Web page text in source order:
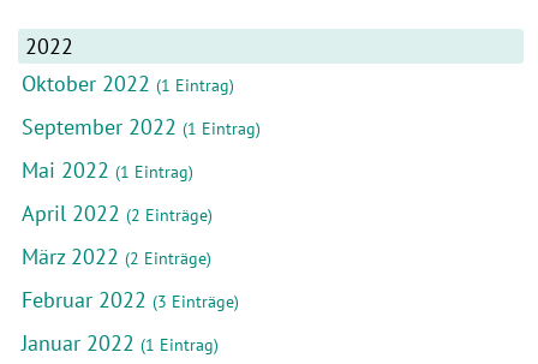
2022
Oktober 2022 (1 Eintrag)
September 2022 (1 Eintrag)
Mai 2022 (1 Eintrag)
April 2022 (2 Einträge)
März 2022 (2 Einträge)
Februar 2022 (3 Einträge)
Januar 2022 (1 Eintrag)